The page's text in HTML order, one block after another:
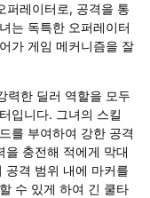
퍼레이터로, 공격을 통
는 독특한 오퍼레이터
가 게임 메커니즘을 잘
력한 딜러 역할을 모두
입니다. 그녀의 스킬
를 부여하여 강한 공격
을 충전해 적에게 막대
공격 범위 내에 마커를
수 있게 하여 긴 쿨타